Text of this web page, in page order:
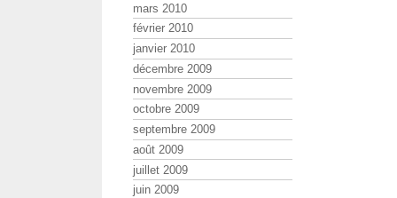
mars 2010
février 2010
janvier 2010
décembre 2009
novembre 2009
octobre 2009
septembre 2009
août 2009
juillet 2009
juin 2009